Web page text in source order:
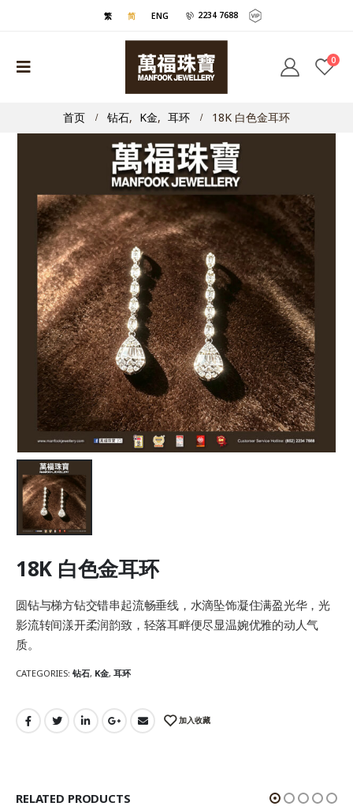
繁 简 ENG 2234 7688
0
首页 钻石, K金, 耳环 18K 白色金耳环
18K 白色金耳环
圆钻与梯方钻交错串起流畅垂线，水滴坠饰凝住满盈光华，光
影流转间漾开柔润韵致，轻落耳畔便尽显温婉优雅的动人气
质。
CATEGORIES: 钻石, K金, 耳环
加入收藏
RELATED PRODUCTS